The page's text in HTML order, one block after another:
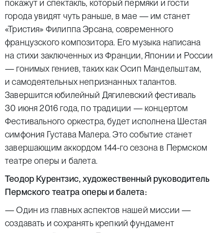
покажут и спектакль, который пермяки и гости
города увидят чуть раньше, в мае — им станет
«Тристия» Филиппа Эрсана, современного
французского композитора. Его музыка написана
на стихи заключенных из Франции, Японии и России
— гонимых гениев, таких как Осип Мандельштам,
и самодеятельных непризнанных талантов.
Завершится юбилейный Дягилевский фестиваль
30 июня 2016 года, по традиции — концертом
Фестивального оркестра, будет исполнена Шестая
симфония Густава Малера. Это событие станет
завершающим аккордом 144-го сезона в Пермском
театре оперы и балета.
Теодор Курентзис, художественный руководитель
Пермского театра оперы и балета:
— Один из главных аспектов нашей миссии —
создавать и сохранять крепкий фундамент